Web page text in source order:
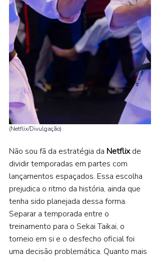
(Netflix/Divulgação)
Não sou fã da estratégia da Netflix de
dividir temporadas em partes com
lançamentos espaçados. Essa escolha
prejudica o ritmo da história, ainda que
tenha sido planejada dessa forma.
Separar a temporada entre o
treinamento para o Sekai Taikai, o
torneio em si e o desfecho oficial foi
uma decisão problemática. Quanto mais